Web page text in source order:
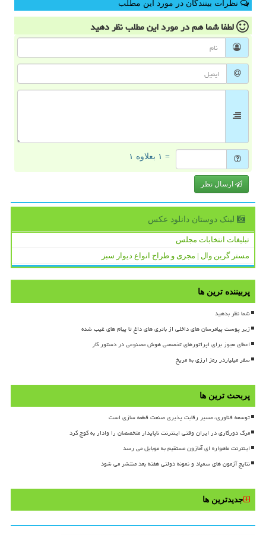
نظرات بینندگان در مورد این مطلب
لطفا شما همدر مورد این مطلبنظر دهید
= ۱ بعلاوه ۱
ارسال نظر
لینک دوستان دانلود عكس
تبلیغات انتخابات مجلس
مستر گرین وال | مجری و طراح انواع دیوار سبز
پربیننده ترین ها
شما نظر بدهید
زیر پوست پیامرسان های داخلی از باتری های داغ تا پیام های غیب شده
اعطای مجوز برای اپراتورهای تخصصی هوش مصنوعی در دستور کار
سفر میلیاردر رمز ارزی به مریخ
پربحث ترین ها
توسعه فناوری، مسیر رقابت پذیری صنعت قطعه سازی است
مرگ دورکاری در ایران وقتی اینترنت ناپایدار متخصصان را وادار به کوچ کرد
اینترنت ماهواره ای آمازون مستقیم به موبایل می رسد
نتایج آزمون های سمپاد و نمونه دولتی هفته بعد منتشر می شود
جدیدترین ها